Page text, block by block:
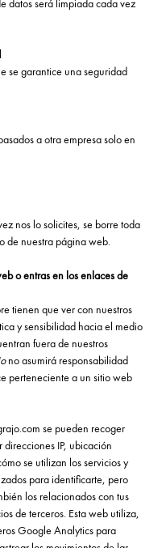
datos será limpiada cada vez
se garantice una seguridad
a otra empresa solo en
nos lo solicites, se borre toda
de nuestra página web.
o entras en los enlaces de
tienen que ver con nuestros
y sensibilidad hacia el medio
fuera de nuestros
no asumirá responsabilidad
perteneciente a un sitio web
se pueden recoger
IP, ubicación
se utilizan los servicios y
para identificarte, pero
los relacionados con tus
de terceros. Esta web utiliza,
Google Analytics para